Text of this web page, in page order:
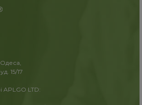
15/17
LTD: